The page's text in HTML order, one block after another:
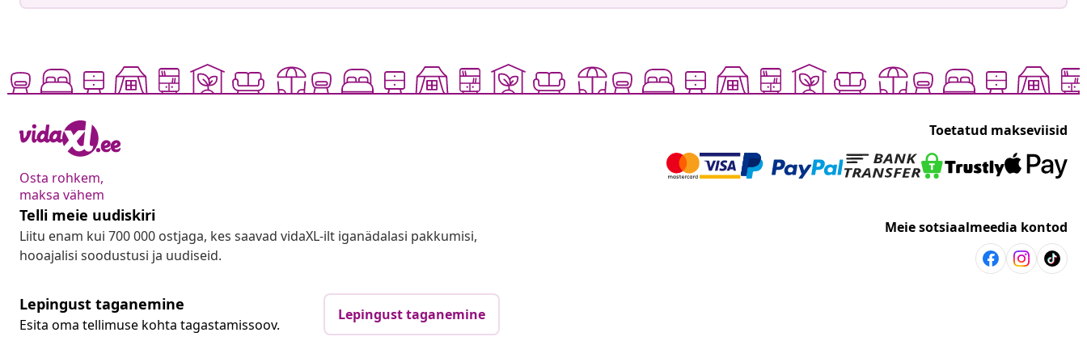
Osta rohkem,
maksa vähem
Toetatud makseviisid
Telli meie uudiskiri
Liitu enam kui 700 000 ostjaga, kes saavad vidaXL-ilt iganädalasi pakkumisi,
hooajalisi soodustusi ja uudiseid.
Meie sotsiaalmeedia kontod
Lepingust taganemine
Esita oma tellimuse kohta tagastamissoov.
Lepingust taganemine